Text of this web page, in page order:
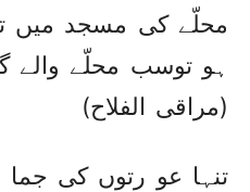
محلّے کی مسجد میں
ہو توسب محلّے والے
(مراقی الفلاح)
تنہا عو رتوں کی